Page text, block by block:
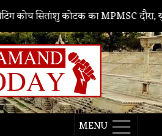
सितांशु कोटक का MPMSC दौरा, युवा
MENU